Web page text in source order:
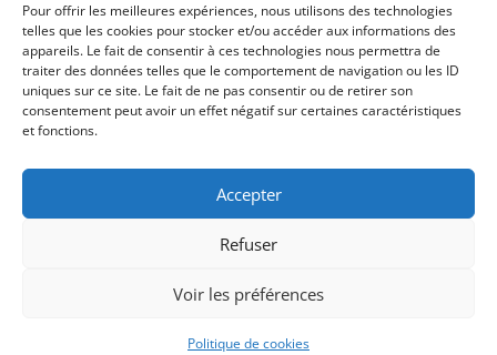
Pour offrir les meilleures expériences, nous utilisons des technologies
telles que les cookies pour stocker et/ou accéder aux informations des
appareils. Le fait de consentir à ces technologies nous permettra de
traiter des données telles que le comportement de navigation ou les ID
uniques sur ce site. Le fait de ne pas consentir ou de retirer son
consentement peut avoir un effet négatif sur certaines caractéristiques
et fonctions.
Accepter
Refuser
Voir les préférences
Politique de cookies